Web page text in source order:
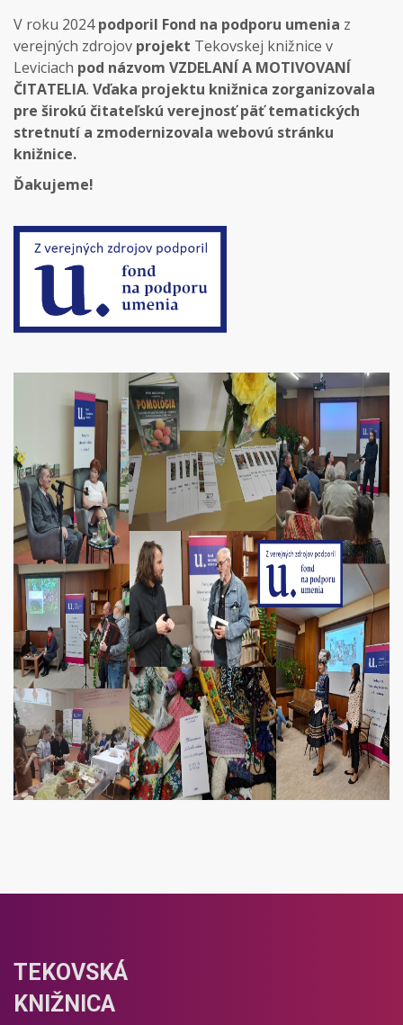
V roku 2024podporil Fond na podporu umenia z
verejných zdrojov projekt Tekovskej knižnice v
Leviciach pod názvom VZDELANÍ A MOTIVOVANÍ
ČITATELIA. Vďaka projektu knižnica zorganizovala
pre širokú čitateľskú verejnosť päť tematických
stretnutí a zmodernizovala webovú stránku
knižnice.
Ďakujeme!
TEKOVSKÁ
KNIŽNICA